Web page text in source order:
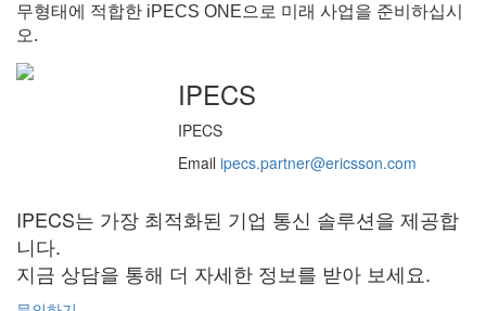
무형태에 적합한 iPECS ONE으로 미래 사업을 준비하십시
오.
IPECS
IPECS
Emailipecs.partner@ericsson.com
IPECS는 가장 최적화된 기업 통신 솔루션을 제공합
니다.
지금 상담을 통해 더 자세한 정보를 받아 보세요.